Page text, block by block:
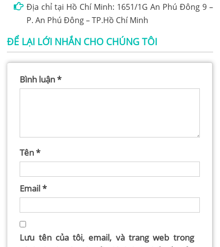
Địa chỉ tại Hồ Chí Minh: 1651/1G An Phú Đông 9 –
P. An Phú Đông – TP.Hồ Chí Minh
ĐỂ LẠI LỚI NHẮN CHO CHÚNG TÔI
Bình luận*
Tên*
Email*
Lưu tên của tôi, email, và trang web trong